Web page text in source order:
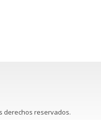
derechos reservados.